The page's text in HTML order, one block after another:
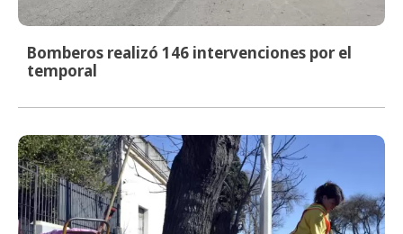
Bomberos realizó 146 intervenciones por el
temporal